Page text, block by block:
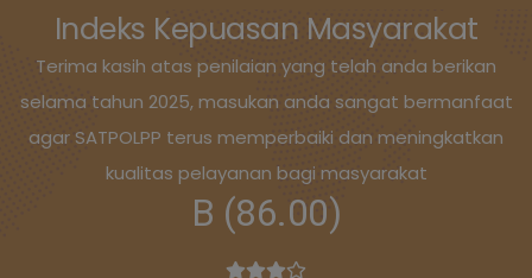
Indeks Kepuasan Masyarakat
Terima kasih atas penilaian yang telah anda berikan
selama tahun 2025, masukan anda sangat bermanfaat
agar SATPOLPP terus memperbaiki dan meningkatkan
kualitas pelayanan bagi masyarakat
B (86.00)